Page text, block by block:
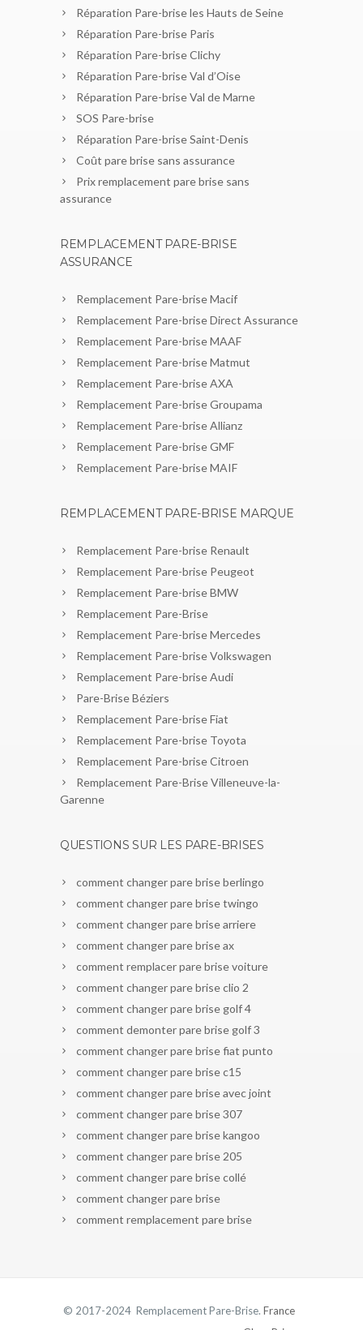
Réparation Pare-brise les Hauts de Seine
Réparation Pare-brise Paris
Réparation Pare-brise Clichy
Réparation Pare-brise Val d’Oise
Réparation Pare-brise Val de Marne
SOS Pare-brise
Réparation Pare-brise Saint-Denis
Coût pare brise sans assurance
Prix remplacement pare brise sans
assurance
REMPLACEMENT PARE-BRISE
ASSURANCE
Remplacement Pare-brise Macif
Remplacement Pare-brise Direct Assurance
Remplacement Pare-brise MAAF
Remplacement Pare-brise Matmut
Remplacement Pare-brise AXA
Remplacement Pare-brise Groupama
Remplacement Pare-brise Allianz
Remplacement Pare-brise GMF
Remplacement Pare-brise MAIF
REMPLACEMENT PARE-BRISE MARQUE
Remplacement Pare-brise Renault
Remplacement Pare-brise Peugeot
Remplacement Pare-brise BMW
Remplacement Pare-Brise
Remplacement Pare-brise Mercedes
Remplacement Pare-brise Volkswagen
Remplacement Pare-brise Audi
Pare-Brise Béziers
Remplacement Pare-brise Fiat
Remplacement Pare-brise Toyota
Remplacement Pare-brise Citroen
Remplacement Pare-Brise Villeneuve-la-
Garenne
QUESTIONS SUR LES PARE-BRISES
comment changer pare brise berlingo
comment changer pare brise twingo
comment changer pare brise arriere
comment changer pare brise ax
comment remplacer pare brise voiture
comment changer pare brise clio 2
comment changer pare brise golf 4
comment demonter pare brise golf 3
comment changer pare brise fiat punto
comment changer pare brise c15
comment changer pare brise avec joint
comment changer pare brise 307
comment changer pare brise kangoo
comment changer pare brise 205
comment changer pare brise collé
comment changer pare brise
comment remplacement pare brise
© 2017-2024 Remplacement Pare-Brise. France